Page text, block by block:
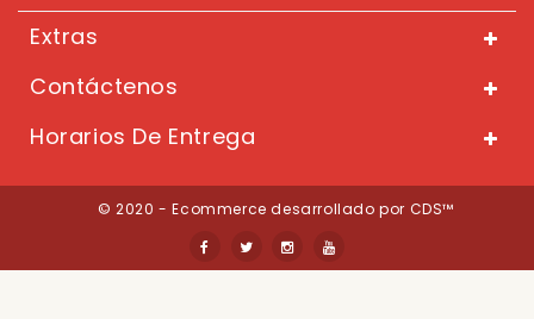
Extras
Contáctenos
Horarios De Entrega
© 2020 - Ecommerce desarrollado por CDS™